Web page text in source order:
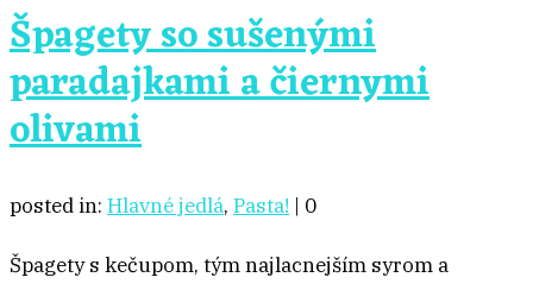
Špagety so sušenými
paradajkami a čiernymi
olivami
posted in: Hlavné jedlá, Pasta! | 0
Špagety s kečupom, tým najlacnejším syrom a